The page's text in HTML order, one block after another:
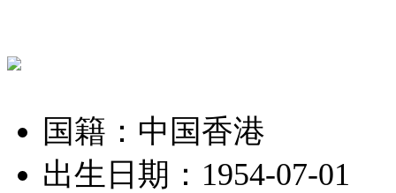
国籍：中国香港
出生日期：1954-07-01